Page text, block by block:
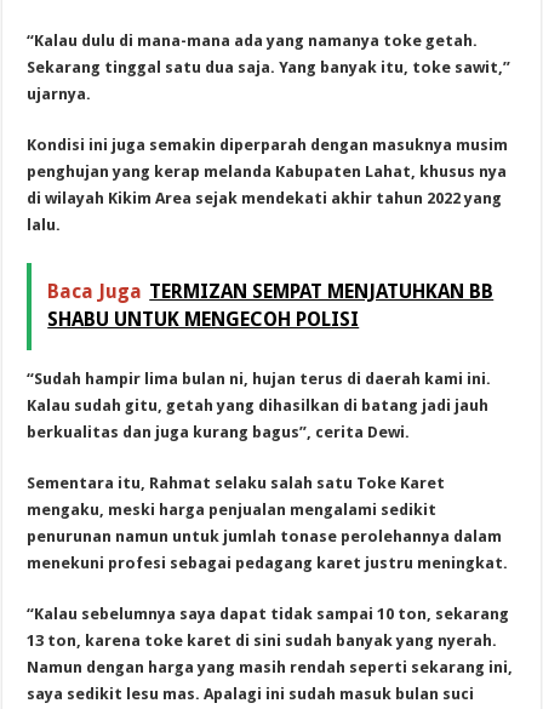
“Kalau dulu di mana-mana ada yang namanya toke getah.
Sekarang tinggal satu dua saja. Yang banyak itu, toke sawit,”
ujarnya.
Kondisi ini juga semakin diperparah dengan masuknya musim
penghujan yang kerap melanda Kabupaten Lahat, khusus nya
di wilayah Kikim Area sejak mendekati akhir tahun 2022 yang
lalu.
Baca Juga TERMIZAN SEMPAT MENJATUHKAN BB
SHABU UNTUK MENGECOH POLISI
“Sudah hampir lima bulan ni, hujan terus di daerah kami ini.
Kalau sudah gitu, getah yang dihasilkan di batang jadi jauh
berkualitas dan juga kurang bagus”, cerita Dewi.
Sementara itu, Rahmat selaku salah satu Toke Karet
mengaku, meski harga penjualan mengalami sedikit
penurunan namun untuk jumlah tonase perolehannya dalam
menekuni profesi sebagai pedagang karet justru meningkat.
“Kalau sebelumnya saya dapat tidak sampai 10 ton, sekarang
13 ton, karena toke karet di sini sudah banyak yang nyerah.
Namun dengan harga yang masih rendah seperti sekarang ini,
saya sedikit lesu mas. Apalagi ini sudah masuk bulan suci